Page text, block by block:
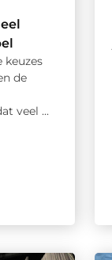
keuzes
de
veel ...